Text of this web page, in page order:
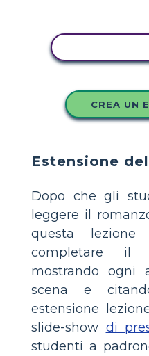
CREA UN
Estensione
Dopo che gli
leggere il
questa
completare il
mostrando ogni
scena e
estensione
slide-show di
studenti a